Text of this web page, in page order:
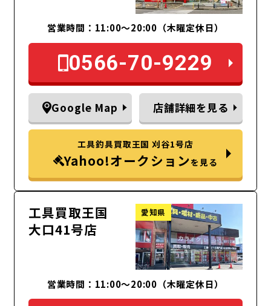
営業時間：11:00～20:00（木曜定休日）
0566-70-9229
Google Map 店舗詳細を見る
工具釣具買取王国 刈谷1号店
Yahoo!オークションを見る
工具買取王国
大口41号店
愛知県
営業時間：11:00～20:00（木曜定休日）